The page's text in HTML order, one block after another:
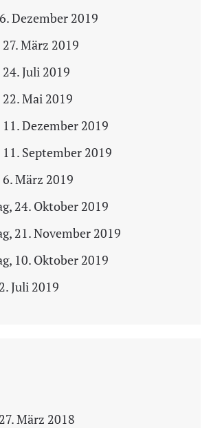
Dezember 2019
März 2019
Juli 2019
Mai 2019
Dezember 2019
September 2019
März 2019
24. Oktober 2019
21. November 2019
10. Oktober 2019
Juli 2019
März 2018